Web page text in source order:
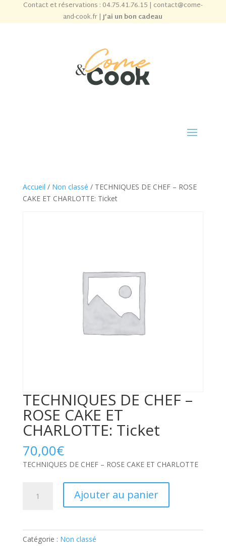
Contact et réservations : 04.75.41.76.15 | contact@come-
and-cook.fr|J’ai un bon cadeau
Accueil / Non classé / TECHNIQUES DE CHEF – ROSE
CAKE ET CHARLOTTE: Ticket
TECHNIQUES DE CHEF –
ROSE CAKE ET
CHARLOTTE: Ticket
70,00€
TECHNIQUES DE CHEF – ROSE CAKE ET CHARLOTTE
CHEF
Ajouter au panier
Catégorie : Non classé